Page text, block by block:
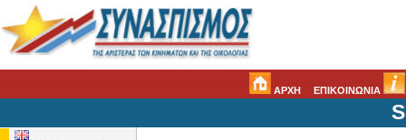
ΑΡΧΗ ΕΠΙΚΟΙΝΩΝΙΑ